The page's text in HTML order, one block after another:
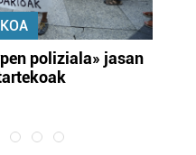
poliziala» jasan